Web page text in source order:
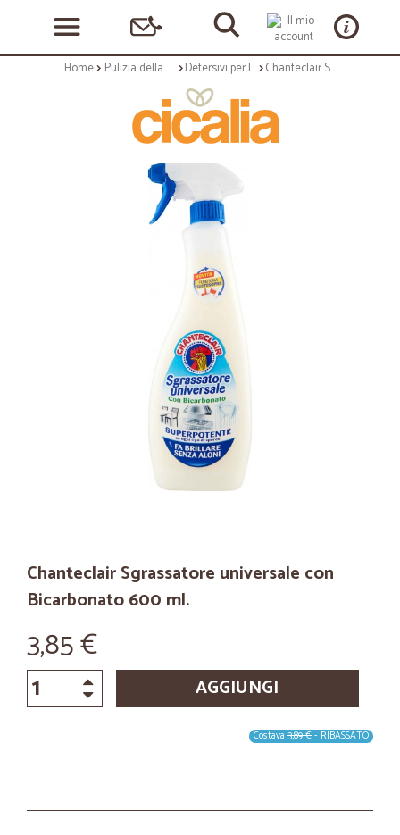
Home Pulizia della casa Detersivi per la casa Chanteclair Sgrassatore universale con Bicarbonato 600 ml.
Chanteclair Sgrassatore universale con
Bicarbonato 600 ml.
3,85 €
AGGIUNGI
Costava 3,89 €- RIBASSATO